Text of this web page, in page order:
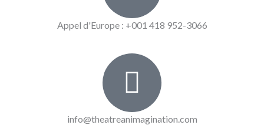
Appel d'Europe : +001 418 952-3066
info@theatreanimagination.com